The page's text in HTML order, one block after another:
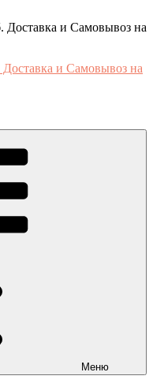
и Самовывоз на
Меню